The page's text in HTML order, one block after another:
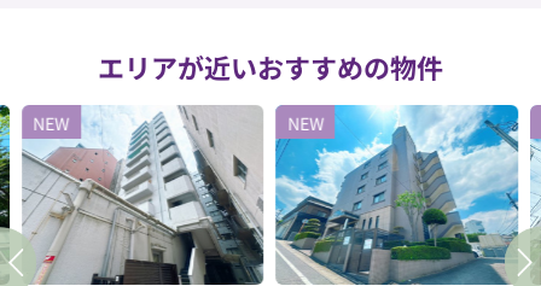
エリアが近いおすすめの物件
NEW NEW